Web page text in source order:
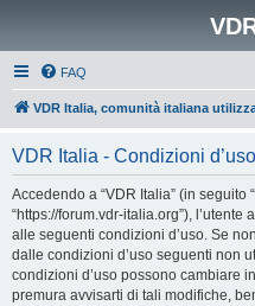
FAQ
VDR Italia, comunità italiana
VDR Italia - Condizioni d’uso
Accedendo a “VDR Italia” (in seguito
“https://forum.vdr-italia.org”),
alle seguenti condizioni d’uso. Se
dalle condizioni d’uso seguenti non
condizioni d’uso possono cambiare
premura avvisarti di tali modifiche,